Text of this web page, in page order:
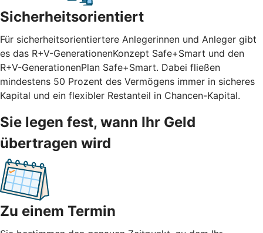
Sicherheitsorientiert
Für sicherheitsorientiertere Anlegerinnen und Anleger gibt
es das R+V-GenerationenKonzept Safe+Smart und den
R+V-GenerationenPlan Safe+Smart. Dabei fließen
mindestens 50 Prozent des Vermögens immer in sicheres
Kapital und ein flexibler Restanteil in Chancen-Kapital.
Sie legen fest, wann Ihr Geld
übertragen wird
Zu einem Termin